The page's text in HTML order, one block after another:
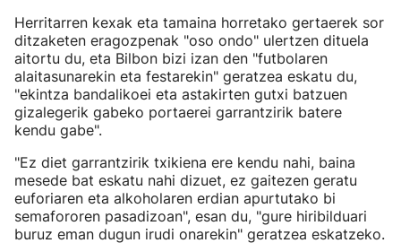
Herritarren kexak eta tamaina horretako gertaerek sor
ditzaketen eragozpenak "oso ondo" ulertzen dituela
aitortu du, eta Bilbon bizi izan den "futbolaren
alaitasunarekin eta festarekin" geratzea eskatu du,
"ekintza bandalikoei eta astakirten gutxi batzuen
gizalegerik gabeko portaerei garrantzirik batere
kendu gabe".
"Ez diet garrantzirik txikiena ere kendu nahi, baina
mesede bat eskatu nahi dizuet, ez gaitezen geratu
euforiaren eta alkoholaren erdian apurtutako bi
semafororen pasadizoan", esan du, "gure hiribilduari
buruz eman dugun irudi onarekin" geratzea eskatzeko.